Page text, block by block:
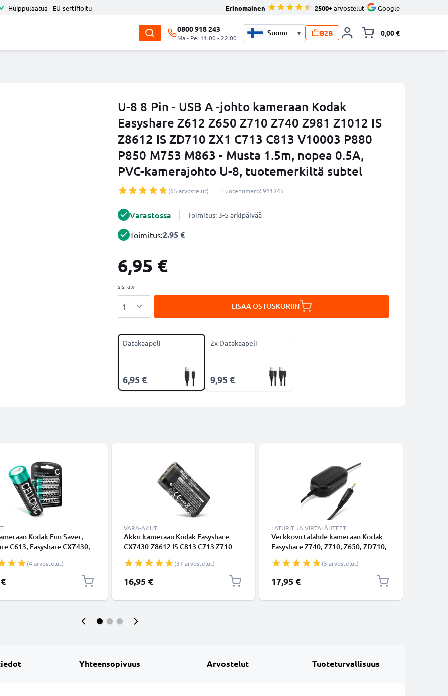
Huippulaatua - EU-sertifioitu Erinomainen 2500+arvostelut Google
0800 918 243
Ma - Pe: 11:00 - 22:00
▾ B2B 0,00 €
U-8 8 Pin - USB A -johto kameraan Kodak
Easyshare Z612 Z650 Z710 Z740 Z981 Z1012 IS
Z8612 IS ZD710 ZX1 C713 C813 V10003 P880
P850 M753 M863 - Musta 1.5m, nopea 0.5A,
PVC-kamerajohto U-8, tuotemerkiltä subtel
(65 arvostelut) Tuotenumero: 911845
Varastossa Toimitus: 3-5 arkipäivää
Toimitus:2.95 €
6,95 €
sis. alv
LISÄÄ OSTOSKORIIN
Datakaapeli
6,95 €
2x Datakaapeli
9,95 €
Kodak Fun Saver,
C613, Easyshare CX7430,
Batterie 2600mAh (x4)
1.2V) tuotemerkiltä
(4 arvostelut)
VARA-AKUT
Akku kameraan Kodak Easyshare
CX7430 Z8612 IS C813 C713 Z710
(1400mAh, 3.6V) tuotemerkiltä
CELLONIC
(37 arvostelut)
16,95 €
LATURIT JA VIRTALÄHTEET
Verkkovirtalähde kameraan Kodak
Easyshare Z740, Z710, Z650, ZD710,
johto, KWS0325, 3V
virtalähde/dummy-akku
pitkäkestoiseen kuvaukseen
(5 arvostelut)
17,95 €
Yhteensopivuus Arvostelut Tuoteturvallisuus